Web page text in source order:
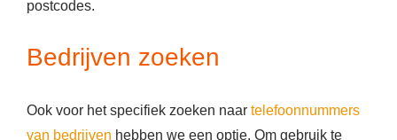
postcodes.
Bedrijven zoeken
Ook voor het specifiek zoeken naar telefoonnummers
van bedrijven hebben we een optie. Om gebruik te